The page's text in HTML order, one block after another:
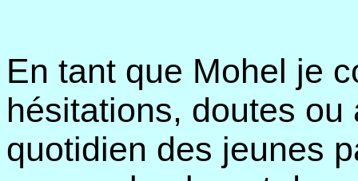
En tant que Mohel je
hésitations, doutes
quotidien des jeunes